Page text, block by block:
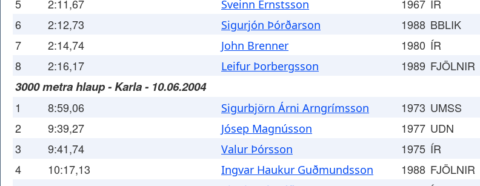
5
2:11,67 Sveinn Ernstsson 1967 ÍR
6
2:12,73 Sigurjón Þórðarson 1988 BBLIK
7
2:14,74 John Brenner 1980 ÍR
8
2:16,17 Leifur Þorbergsson 1989 FJÖLNIR
3000 metra hlaup - Karla - 10.06.2004
1 8:59,06 Sigurbjörn Árni Arngrímsson 1973 UMSS
2
9:39,27 Jósep Magnússon 1977 UDN
3
9:41,74 Valur Þórsson 1975 ÍR
4
10:17,13 Ingvar Haukur Guðmundsson 1988 FJÖLNIR